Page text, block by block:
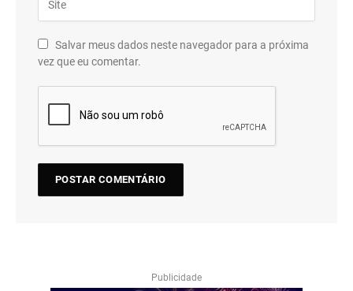
Salvar meus dados neste navegador para a próxima
vez que eu comentar.
Publicidade